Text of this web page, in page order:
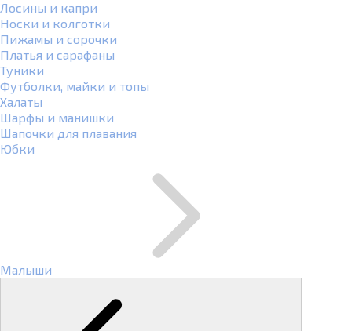
Лосины и капри
Носки и колготки
Пижамы и сорочки
Платья и сарафаны
Туники
Футболки, майки и топы
Халаты
Шарфы и манишки
Шапочки для плавания
Юбки
Малыши